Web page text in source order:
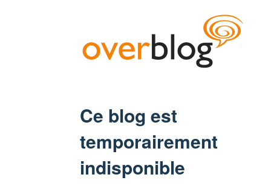
Ce blog est
temporairement
indisponible